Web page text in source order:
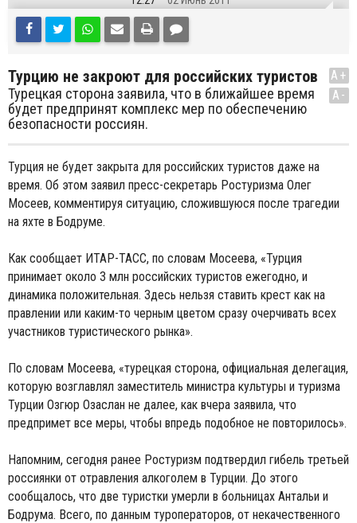
Турцию не закроют для российских туристов
Турецкая сторона заявила, что в ближайшее время
будет предпринят комплекс мер по обеспечению
безопасности россиян.
A+
A-
Турция не будет закрыта для российских туристов даже на
время. Об этом заявил пресс-секретарь Ростуризма Олег
Мосеев, комментируя ситуацию, сложившуюся после трагедии
на яхте в Бодруме.
Как сообщает ИТАР-ТАСС, по словам Мосеева, «Турция
принимает около 3 млн российских туристов ежегодно, и
динамика положительная. Здесь нельзя ставить крест как на
правлении или каким-то черным цветом сразу очерчивать всех
участников туристического рынка».
По словам Мосеева, «турецкая сторона, официальная делегация,
которую возглавлял заместитель министра культуры и туризма
Турции Озгюр Озаслан не далее, как вчера заявила, что
предпримет все меры, чтобы впредь подобное не повторилось».
Напомним, сегодня ранее Ростуризм подтвердил гибель третьей
россиянки от отравления алкоголем в Турции. До этого
сообщалось, что две туристки умерли в больницах Антальи и
Бодрума. Всего, по данным туроператоров, от некачественного